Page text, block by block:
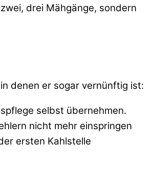
drei Mähgänge, sondern
denen er sogar vernünftig ist:
selbst übernehmen.
nicht mehr einspringen
ersten Kahlstelle